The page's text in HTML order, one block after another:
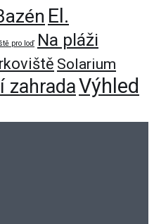
El.
pro loď Na pláži
Solarium
zahradaVýhled